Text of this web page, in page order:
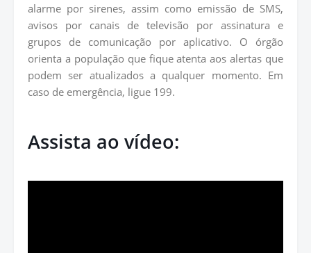
alarme por sirenes, assim como emissão de SMS,
avisos por canais de televisão por assinatura e
grupos de comunicação por aplicativo. O órgão
orienta a população que fique atenta aos alertas que
podem ser atualizados a qualquer momento. Em
caso de emergência, ligue 199.
Assista ao vídeo: